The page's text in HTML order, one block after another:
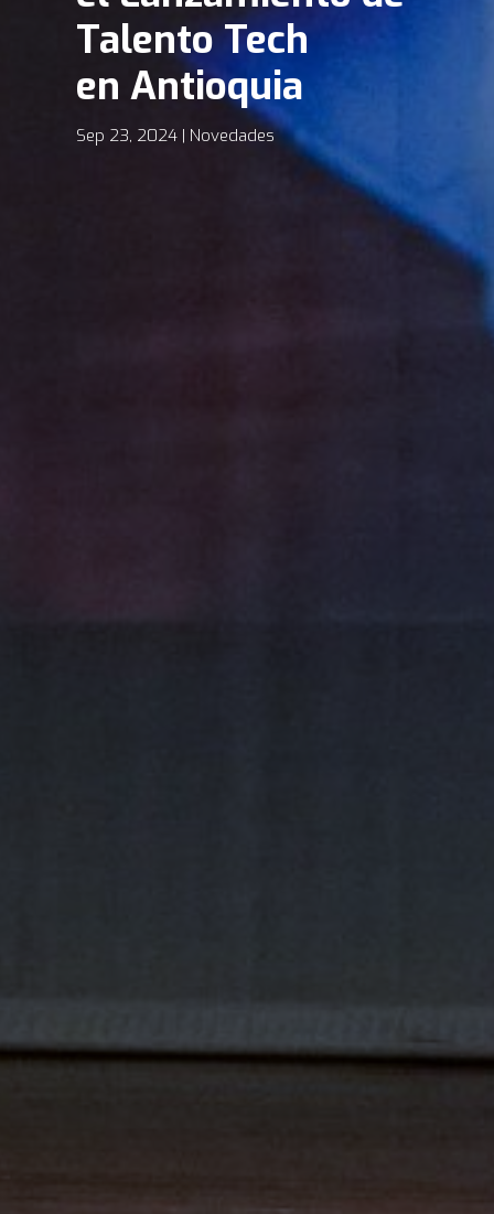
Talento Tech
en Antioquia
Sep 23, 2024 Novedades